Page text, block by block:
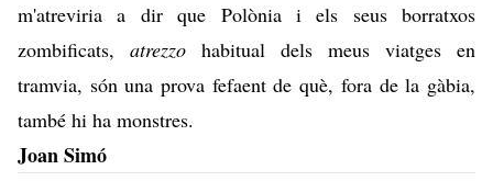
m'atreviria a dir que Polònia i els seus borratxos
zombificats, atrezzo habitual dels meus viatges en
tramvia, són una prova fefaent de què, fora de la gàbia,
també hi ha monstres.
Joan Simó